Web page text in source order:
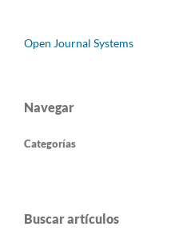
Open Journal Systems
Navegar
Categorías
Buscar artículos